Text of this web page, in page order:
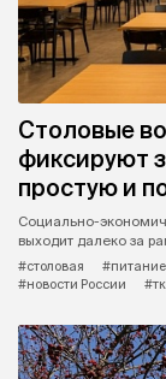
Столовые
фиксируют
простую и
Социально-
выходит далеко за
#столовая
#питание
#новости России
#тк